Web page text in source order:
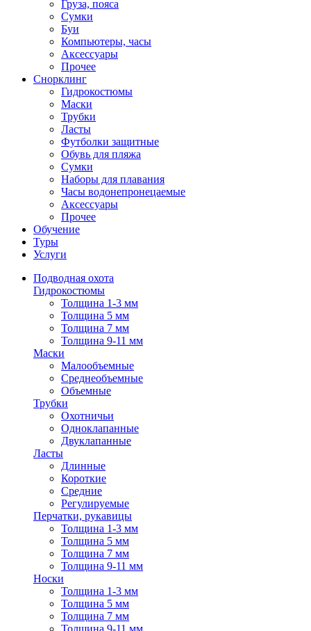
Груза, пояса
Сумки
Буи
Компьютеры, часы
Аксессуары
Прочее
Снорклинг
Гидрокостюмы
Маски
Трубки
Ласты
Футболки защитные
Обувь для пляжа
Сумки
Наборы для плавания
Часы водонепронецаемые
Аксессуары
Прочее
Обучение
Туры
Услуги
Подводная охота
Гидрокостюмы
Толщина 1-3 мм
Толщина 5 мм
Толщина 7 мм
Толщина 9-11 мм
Маски
Малообъемные
Среднеобъемные
Объемные
Трубки
Охотничьи
Одноклапанные
Двуклапанные
Ласты
Длинные
Короткие
Средние
Регулируемые
Перчатки, рукавицы
Толщина 1-3 мм
Толщина 5 мм
Толщина 7 мм
Толщина 9-11 мм
Носки
Толщина 1-3 мм
Толщина 5 мм
Толщина 7 мм
Толщина 9-11 мм